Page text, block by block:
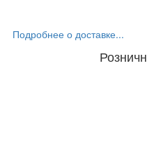
Подробнее о доставке...